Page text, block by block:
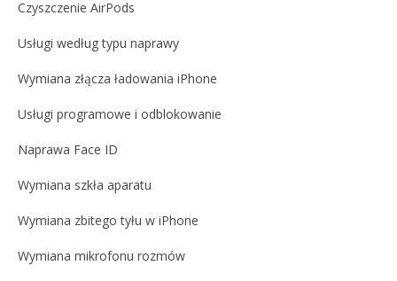
Czyszczenie AirPods
Usługi według typu naprawy
Wymiana złącza ładowania iPhone
Usługi programowe i odblokowanie
Naprawa Face ID
Wymiana szkła aparatu
Wymiana zbitego tyłu w iPhone
Wymiana mikrofonu rozmów